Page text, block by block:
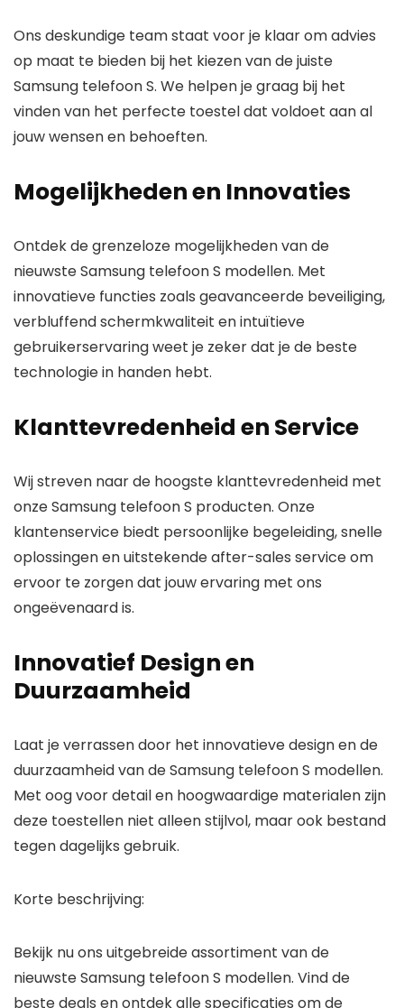
Ons deskundige team staat voor je klaar om advies
op maat te bieden bij het kiezen van de juiste
Samsung telefoon S. We helpen je graag bij het
vinden van het perfecte toestel dat voldoet aan al
jouw wensen en behoeften.
Mogelijkheden en Innovaties
Ontdek de grenzeloze mogelijkheden van de
nieuwste Samsung telefoon S modellen. Met
innovatieve functies zoals geavanceerde beveiliging,
verbluffend schermkwaliteit enintuïtieve
gebruikerservaringweet je zeker dat je de beste
technologie in handen hebt.
Klanttevredenheid en Service
Wij streven naar de hoogste klanttevredenheid met
onze Samsung telefoon S producten. Onze
klantenservice biedt persoonlijke begeleiding,snelle
oplossingenenuitstekende after-sales serviceom
ervoor te zorgen dat jouw ervaring met ons
ongeëvenaard is.
Innovatief Design en
Duurzaamheid
Laat je verrassen door het innovatieve design en de
duurzaamheid van de Samsung telefoon S modellen.
Met oog voor detail en hoogwaardige materialen zijn
deze toestellen niet alleen stijlvol, maar ook bestand
tegen dagelijks gebruik.
Korte beschrijving:
Bekijk nu ons uitgebreide assortiment van de
nieuwste Samsung telefoon S modellen. Vind de
beste deals en ontdek alle specificaties om de